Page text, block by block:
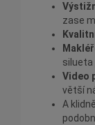
zase
silueta
Video
větší
A